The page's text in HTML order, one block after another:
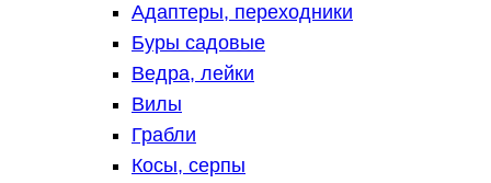
Адаптеры, переходники
Буры садовые
Ведра, лейки
Вилы
Грабли
Косы, серпы